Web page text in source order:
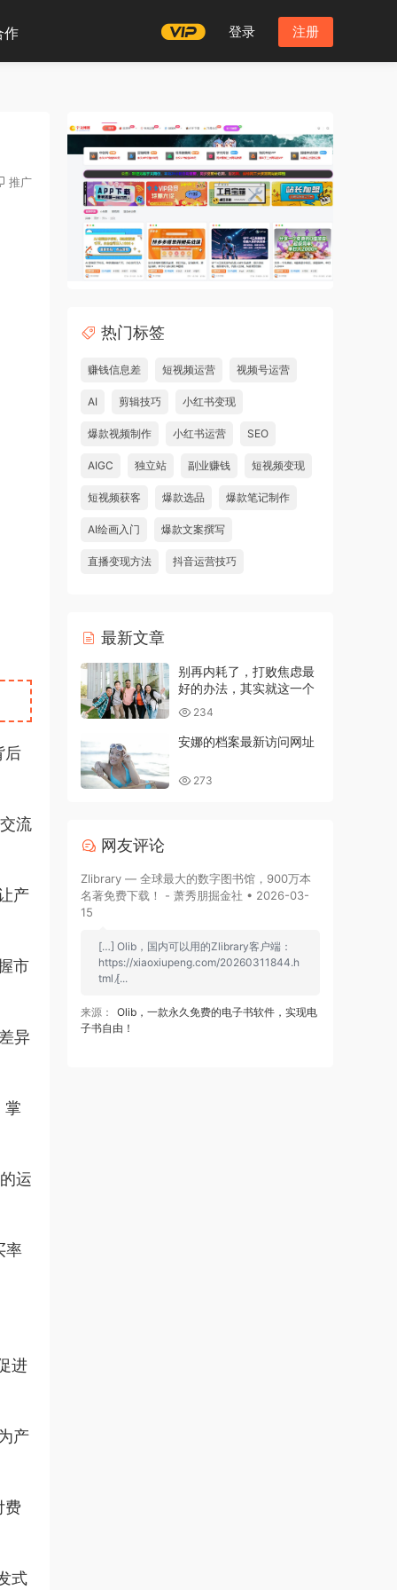
作 登录 注册
推广
后
流
产
市
异
掌
运
率
进
产
费
式
热门标签
赚钱信息差 短视频运营 视频号运营
AI 剪辑技巧 小红书变现
爆款视频制作 小红书运营 SEO
AIGC 独立站 副业赚钱 短视频变现
短视频获客 爆款选品 爆款笔记制作
AI绘画入门 爆款文案撰写
直播变现方法 抖音运营技巧
最新文章
别再内耗了，打败焦虑最
好的办法，其实就这一个
234
安娜的档案最新访问网址
273
网友评论
Zlibrary — 全球最大的数字图书馆，900万本
名著免费下载！ - 萧秀朋掘金社 • 2026-03-
15
[…] Olib，国内可以用的Zlibrary客户端：
https://xiaoxiupeng.com/20260311844.h
tml [̷...
来源：
Olib，一款永久免费的电子书软件，实现电
子书自由！